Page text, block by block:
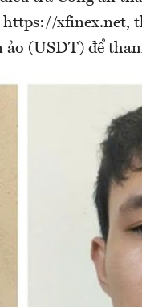
xfinex.net,
(USDT) để